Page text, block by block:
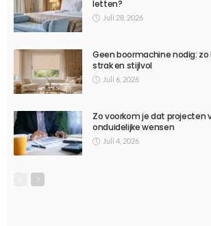
letten?
Juli 28, 2026
Geen boormachine nodig:
strak en stijlvol
Juli 6, 2026
Zo voorkom je dat projecten
onduidelijke wensen
Juli 4, 2026